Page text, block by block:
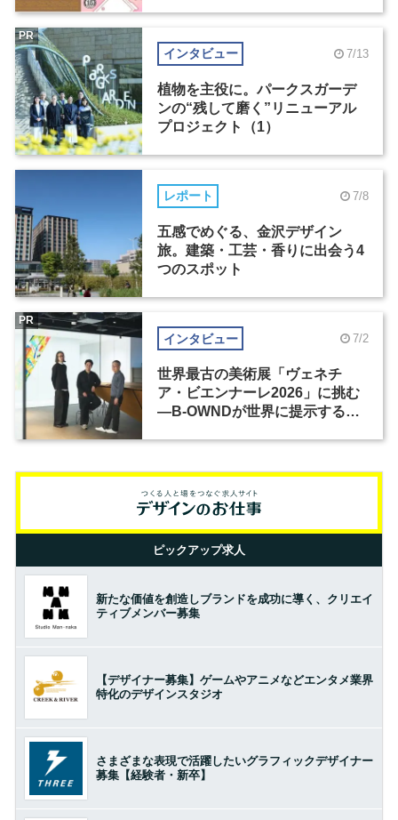
インタビュー 7/13
植物を主役に。パークスガーデ
ンの“残して磨く”リニューアル
プロジェクト（1）
PR
レポート 7/8
五感でめぐる、金沢デザイン
旅。建築・工芸・香りに出会う4
つのスポット
インタビュー 7/2
世界最古の美術展「ヴェネチ
ア・ビエンナーレ2026」に挑む
―B-OWNDが世界に提示する美
PR
ピックアップ求人
新たな価値を創造しブランドを成功に導く、クリエイ
ティブメンバー募集
【デザイナー募集】ゲームやアニメなどエンタメ業界
特化のデザインスタジオ
さまざまな表現で活躍したいグラフィックデザイナー
募集【経験者・新卒】